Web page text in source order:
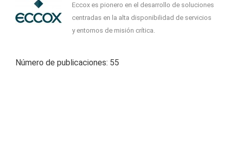
Eccox es pionero en el desarrollo de soluciones
centradas en la alta disponibilidad de servicios
y entornos de misión crítica.
Número de publicaciones: 55